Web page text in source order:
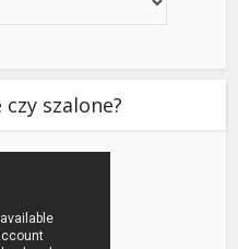
szalone?